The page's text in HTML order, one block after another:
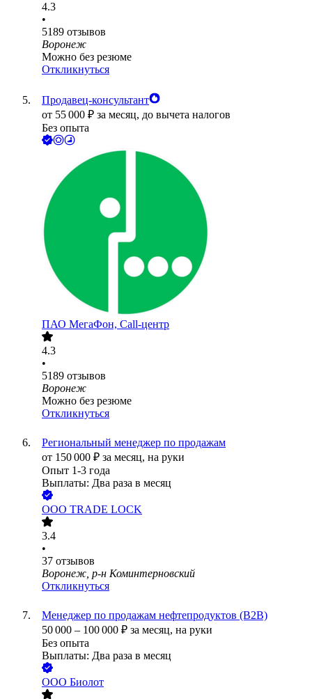
4.3
•
5189 отзывов
Воронеж
Можно без резюме
Откликнуться
Продавец-консультант
от 55 000 ₽ за месяц, до вычета налогов
Без опыта
ПАО МегаФон, Call-центр
4.3
•
5189 отзывов
Воронеж
Можно без резюме
Откликнуться
Региональный менеджер по продажам
от 150 000 ₽ за месяц, на руки
Опыт 1-3 года
Выплаты: Два раза в месяц
ООО TRADE LOCK
3.4
•
37 отзывов
Воронеж, р-н Коминтерновский
Откликнуться
Менеджер по продажам нефтепродуктов (В2В)
50 000 – 100 000 ₽ за месяц, на руки
Без опыта
Выплаты: Два раза в месяц
ООО Биолот